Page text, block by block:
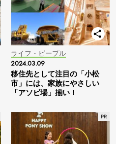
ライフ・ピープル
2024.03.09
移住先として注目の「小松
市」には、家族にやさしい
「アソビ場」揃い！